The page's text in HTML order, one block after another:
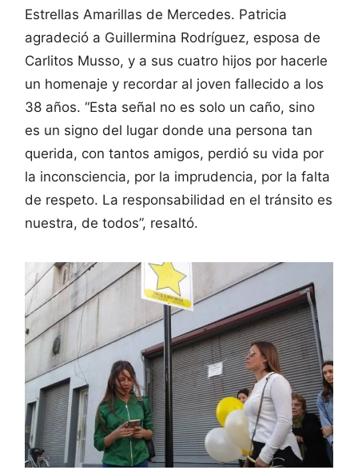
Estrellas Amarillas de Mercedes. Patricia
agradeció a Guillermina Rodríguez, esposa de
Carlitos Musso, y a sus cuatro hijos por hacerle
un homenaje y recordar al joven fallecido a los
38 años. “Esta señal no es solo un caño, sino
es un signo del lugar donde una persona tan
querida, con tantos amigos, perdió su vida por
la inconsciencia, por la imprudencia, por la falta
de respeto. La responsabilidad en el tránsito es
nuestra, de todos”, resaltó.